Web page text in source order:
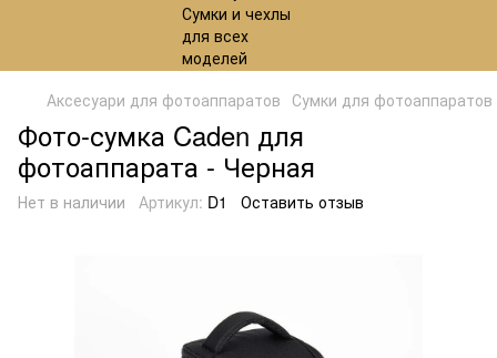
Аксесуари для фотоаппаратов Сумки для фотоаппаратов
Фото-сумка Caden для
фотоаппарата - Черная
Нет в наличии Артикул: D1 Оставить отзыв